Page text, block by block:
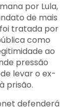
por Lula,
de mais
tratada por
como
ao
pressão
levar o ex-
prisão.
defenderá